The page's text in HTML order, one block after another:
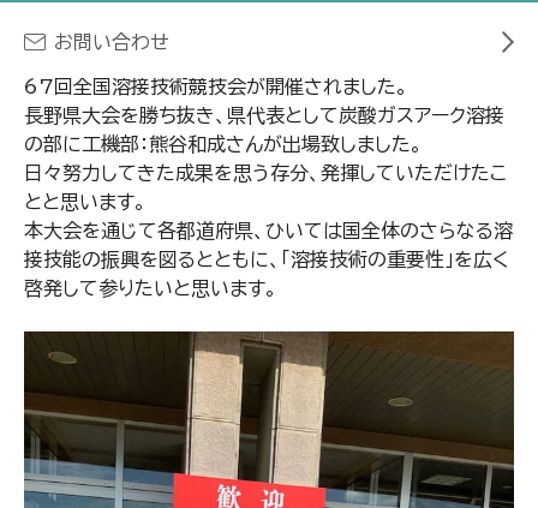
お問い合わせ
2022年9月24日（土）青森県立青森工業高等学校にて第
67回全国溶接技術競技会が開催されました。
長野県大会を勝ち抜き、県代表として炭酸ガスアーク溶接
の部に工機部：熊谷和成さんが出場致しました。
日々努力してきた成果を思う存分、発揮していただけたこ
とと思います。
本大会を通じて各都道府県、ひいては国全体のさらなる溶
接技能の振興を図るとともに、「溶接技術の重要性」を広く
啓発して参りたいと思います。